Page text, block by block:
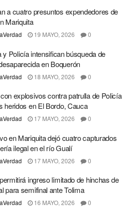
a cuatro presuntos expendedores de
Mariquita
19 MAYO, 2026 0
y Policía intensifican búsqueda de
en Boquerón
18 MAYO, 2026 0
explosivos contra patrulla de Policía
heridos en El Bordo, Cauca
17 MAYO, 2026 0
en Mariquita dejó cuatro capturados
ilegal en el río Gualí
17 MAYO, 2026 0
ingreso limitado de hinchas de
para semifinal ante Tolima
16 MAYO, 2026 0